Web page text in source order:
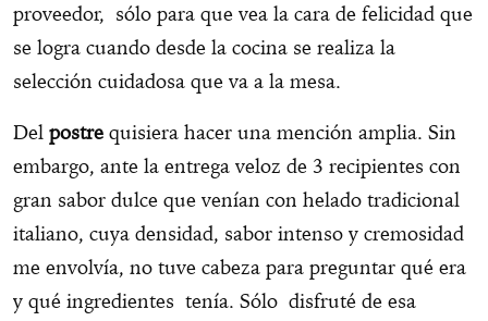
proveedor, sólo para que vea la cara de felicidad que
se logra cuando desde la cocina se realiza la
selección cuidadosa que va a la mesa.
Del postre quisiera hacer una mención amplia. Sin
embargo, ante la entrega veloz de 3 recipientes con
gran sabor dulce que venían con helado tradicional
italiano, cuya densidad, sabor intenso y cremosidad
me envolvía, no tuve cabeza para preguntar qué era
y qué ingredientes tenía. Sólo disfruté de esa